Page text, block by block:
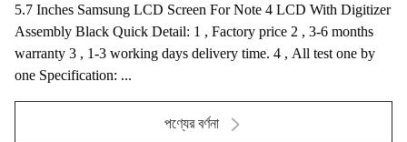
5.7 Inches Samsung LCD Screen For Note 4 LCD With Digitizer
Assembly Black Quick Detail: 1 , Factory price 2 , 3-6 months
warranty 3 , 1-3 working days delivery time. 4 , All test one by
one Specification: ...
পণ্যের বর্ণনা